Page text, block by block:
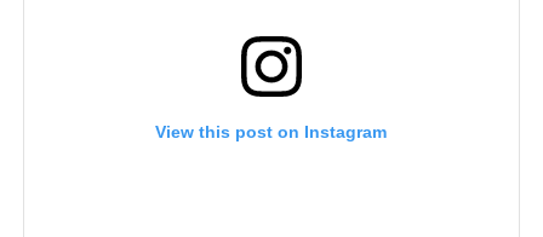
View this post on Instagram